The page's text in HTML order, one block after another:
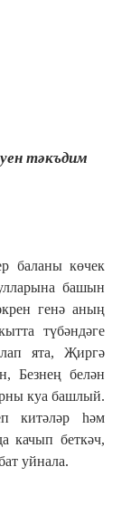
тәкъдим
баланы көчек
башын
генә аның
түбәндәге
ята, Җиргә
Безнең белән
куа башлый.
китәләр һәм
качып беткәч,
уйнала.